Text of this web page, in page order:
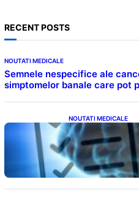
RECENT POSTS
NOUTATI MEDICALE
Semnele nespecifice ale
simptomelor banale care pot
NOUTATI MEDICALE
Inteligența
ridicat care nu